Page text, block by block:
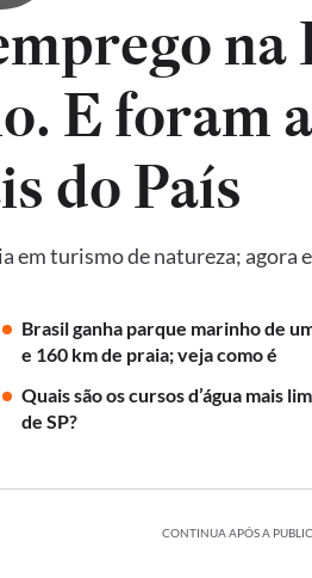
na
E foram
do País
em turismo de natureza; agora
Brasil ganha parque marinho de
e 160 km de praia; veja como é
Quais são os cursos d’água mais
de SP?
CONTINUA APÓS A